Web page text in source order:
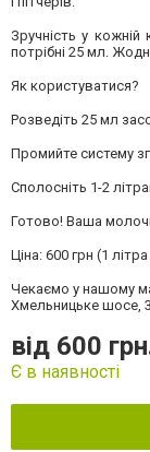
Зручність у
потрібні 25 мл.
Як користуватися?
Розведіть 25 мл
Промийте систему
Сполосніть 1-2
Готово! Ваша
Ціна: 600 грн (1
Чекаємо у нашому
Хмельницьке шосе,
від 600
Є в наявності